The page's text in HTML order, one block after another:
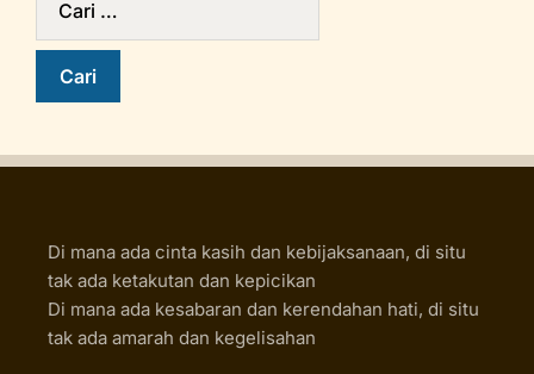
Di mana ada cinta kasih dan kebijaksanaan, di situ
tak ada ketakutan dan kepicikan
Di mana ada kesabaran dan kerendahan hati, di situ
tak ada amarah dan kegelisahan